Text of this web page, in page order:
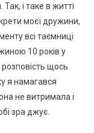
і таке в житті
моєї дружини,
всі таємниці
10 років у
щось
я намагався
не витримала і
зра джує.